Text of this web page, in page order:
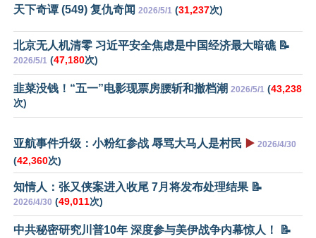
天下奇谭 (549) 复仇奇闻 2026/5/1 (31,237次)
北京无人机清零 习近平安全焦虑是中国经济最大暗礁 📝
2026/5/1 (47,180次)
韭菜没钱！“五一”电影现票房腰斩和撤档潮 2026/5/1 (43,238
次)
亚航事件升级：小粉红参战 辱骂大马人是村民 ▶️ 2026/4/30
(42,360次)
知情人：张又侠案进入收尾 7月将发布处理结果 📝
2026/4/30 (49,011次)
中共秘密研究川普10年 深度参与美伊战争内幕惊人！ 📝